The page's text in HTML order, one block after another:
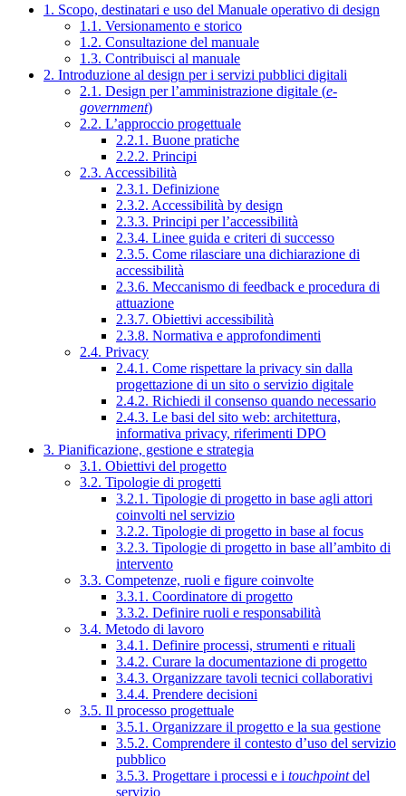
1. Scopo, destinatari e uso del Manuale operativo di design
1.1. Versionamento e storico
1.2. Consultazione del manuale
1.3. Contribuisci al manuale
2. Introduzione al design per i servizi pubblici digitali
2.1. Design per l’amministrazione digitale (e-
government)
2.2. L’approccio progettuale
2.2.1. Buone pratiche
2.2.2. Principi
2.3. Accessibilità
2.3.1. Definizione
2.3.2. Accessibilità by design
2.3.3. Principi per l’accessibilità
2.3.4. Linee guida e criteri di successo
2.3.5. Come rilasciare una dichiarazione di
accessibilità
2.3.6. Meccanismo di feedback e procedura di
attuazione
2.3.7. Obiettivi accessibilità
2.3.8. Normativa e approfondimenti
2.4. Privacy
2.4.1. Come rispettare la privacy sin dalla
progettazione di un sito o servizio digitale
2.4.2. Richiedi il consenso quando necessario
2.4.3. Le basi del sito web: architettura,
informativa privacy, riferimenti DPO
3. Pianificazione, gestione e strategia
3.1. Obiettivi del progetto
3.2. Tipologie di progetti
3.2.1. Tipologie di progetto in base agli attori
coinvolti nel servizio
3.2.2. Tipologie di progetto in base al focus
3.2.3. Tipologie di progetto in base all’ambito di
intervento
3.3. Competenze, ruoli e figure coinvolte
3.3.1. Coordinatore di progetto
3.3.2. Definire ruoli e responsabilità
3.4. Metodo di lavoro
3.4.1. Definire processi, strumenti e rituali
3.4.2. Curare la documentazione di progetto
3.4.3. Organizzare tavoli tecnici collaborativi
3.4.4. Prendere decisioni
3.5. Il processo progettuale
3.5.1. Organizzare il progetto e la sua gestione
3.5.2. Comprendere il contesto d’uso del servizio
pubblico
3.5.3. Progettare i processi e i touchpointdel
servizio